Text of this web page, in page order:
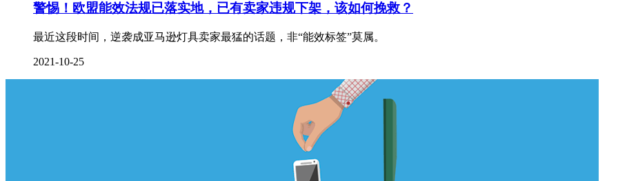
警惕！欧盟能效法规已落实地，已有卖家违规下架，该如何挽救？
最近这段时间，逆袭成亚马逊灯具卖家最猛的话题，非“能效标签”莫属。
2021-10-25